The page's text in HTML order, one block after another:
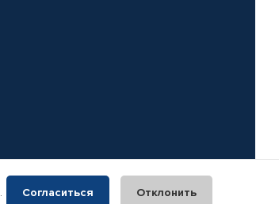
. Согласиться Отклонить